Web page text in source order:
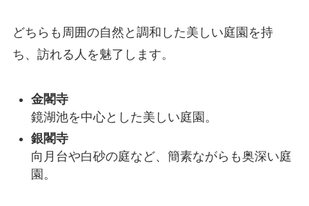
どちらも周囲の自然と調和した美しい庭園を持
ち、訪れる人を魅了します。
金閣寺
鏡湖池を中心とした美しい庭園。
銀閣寺
向月台や白砂の庭など、簡素ながらも奥深い庭
園。